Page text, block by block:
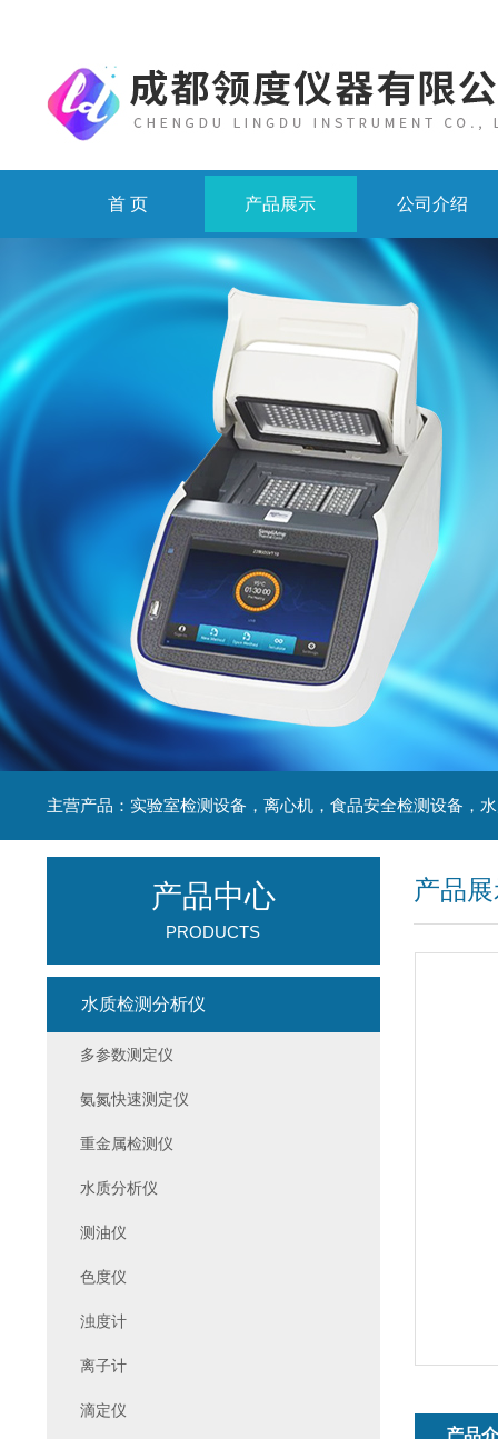
首 页 产品展示 公司介绍
产品
产品
产品中心
PRODUCTS
水质检测分析仪
多参数测定仪
氨氮快速测定仪
重金属检测仪
水质分析仪
测油仪
色度仪
浊度计
离子计
滴定仪